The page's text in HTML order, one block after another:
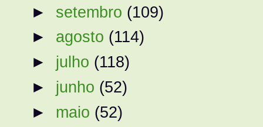
► setembro (109)
► agosto (114)
► julho (118)
► junho (52)
► maio (52)